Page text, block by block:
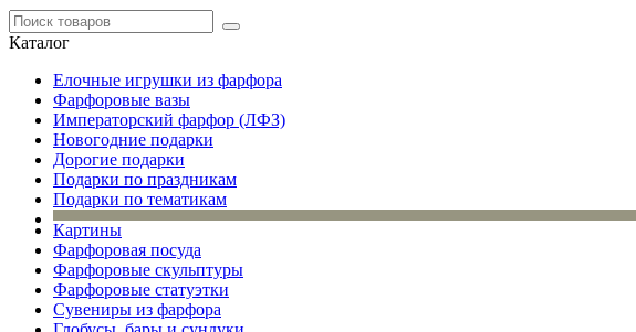
Каталог
Елочные игрушки из фарфора
Фарфоровые вазы
Императорский фарфор (ЛФЗ)
Новогодние подарки
Дорогие подарки
Подарки по праздникам
Подарки по тематикам
Картины
Фарфоровая посуда
Фарфоровые скульптуры
Фарфоровые статуэтки
Сувениры из фарфора